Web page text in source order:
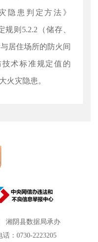
隐患判定方法》
规则5.2.2（储存、
居住场所的防火间
术标准规定值的
火灾隐患。
湘阴县数据局承办
：0730-2223205